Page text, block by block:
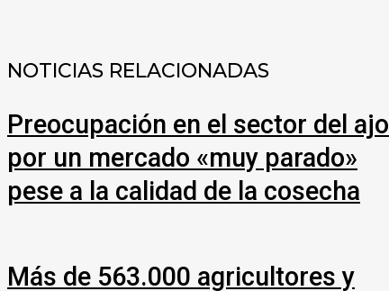
NOTICIAS RELACIONADAS
Preocupación en el sector del ajo
por un mercado «muy parado»
pese a la calidad de la cosecha
Más de 563.000 agricultores y